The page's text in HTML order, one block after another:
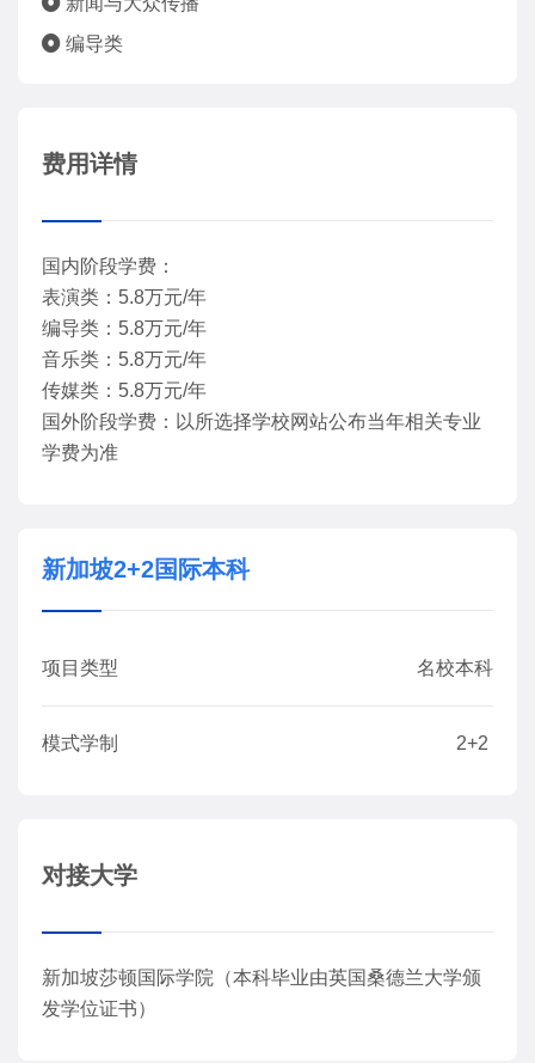
编导类
费用详情
国内阶段学费：
表演类：5.8万元/年
编导类：5.8万元/年
音乐类：5.8万元/年
传媒类：5.8万元/年
国外阶段学费：以所选择学校网站公布当年相关专业
学费为准
新加坡2+2国际本科
项目类型 名校本科
模式学制 2+2
对接大学
新加坡莎顿国际学院（本科毕业由英国桑德兰大学颁
发学位证书）